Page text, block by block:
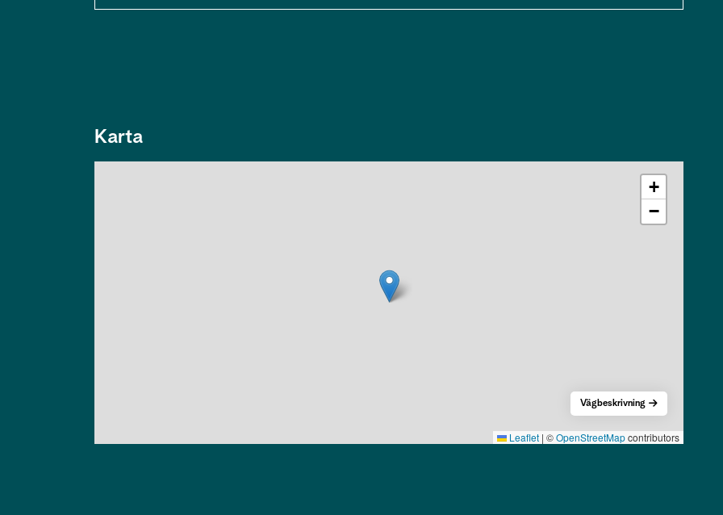
Karta
+
−
Leaflet | ©OpenStreetMapcontributors
Vägbeskrivning